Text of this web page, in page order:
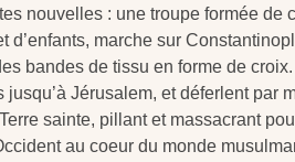
nouvelles : une troupe formée de
d’enfants, marche sur
bandes de tissu en forme de
Jérusalem, et déferlent par
sainte, pillant et massacrant
au coeur du monde